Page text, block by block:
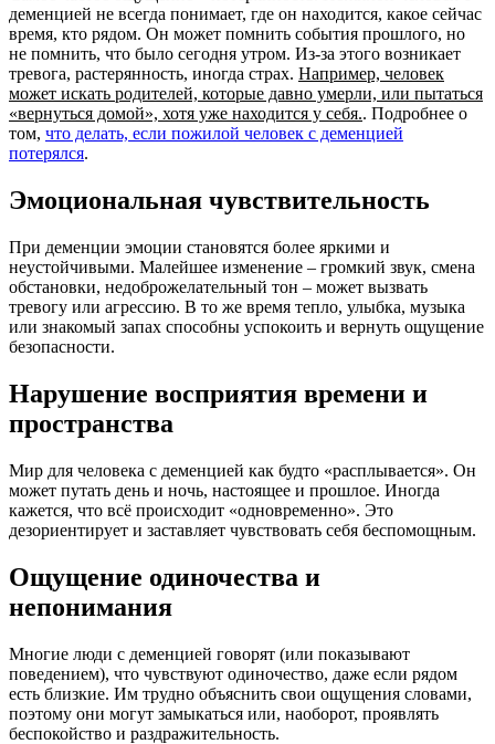
деменцией не всегда понимает, где он находится, какое сейчас
время, кто рядом. Он может помнить события прошлого, но
не помнить, что было сегодня утром. Из-за этого возникает
тревога, растерянность, иногда страх. Например, человек
может искать родителей, которые давно умерли, или пытаться
«вернуться домой», хотя уже находится у себя.. Подробнее о
том, что делать, если пожилой человек с деменцией
потерялся.
Эмоциональная чувствительность
При деменции эмоции становятся более яркими и
неустойчивыми. Малейшее изменение – громкий звук, смена
обстановки, недоброжелательный тон – может вызвать
тревогу или агрессию. В то же время тепло, улыбка, музыка
или знакомый запах способны успокоить и вернуть ощущение
безопасности.
Нарушение восприятия времени и
пространства
Мир для человека с деменцией как будто «расплывается». Он
может путать день и ночь, настоящее и прошлое. Иногда
кажется, что всё происходит «одновременно». Это
дезориентирует и заставляет чувствовать себя беспомощным.
Ощущение одиночества и
непонимания
Многие люди с деменцией говорят (или показывают
поведением), что чувствуют одиночество, даже если рядом
есть близкие. Им трудно объяснить свои ощущения словами,
поэтому они могут замыкаться или, наоборот, проявлять
беспокойство и раздражительность.